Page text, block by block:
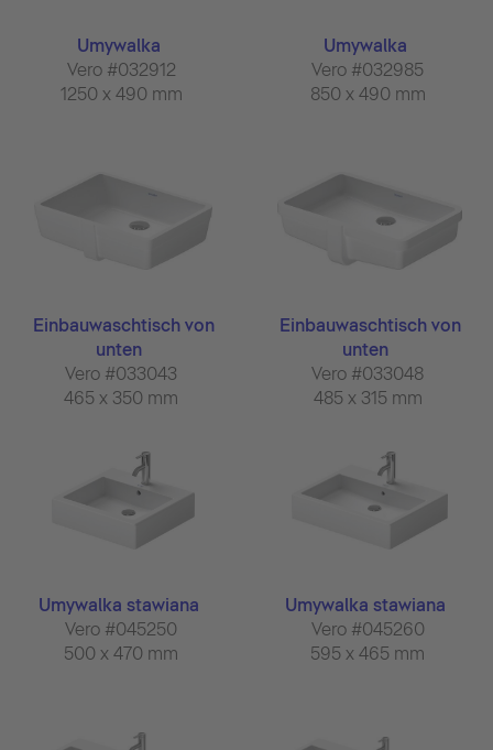
Umywalka
Vero #032912
1250 x 490 mm
Umywalka
Vero #032985
850 x 490 mm
Einbauwaschtisch von
unten
Vero #033043
465 x 350 mm
Einbauwaschtisch von
unten
Vero #033048
485 x 315 mm
Umywalka stawiana
Vero #045250
500 x 470 mm
Umywalka stawiana
Vero #045260
595 x 465 mm